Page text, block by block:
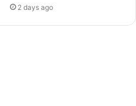
2 days ago